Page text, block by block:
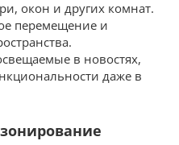
окон и других комнат.
перемещение и
в новостях,
даже в